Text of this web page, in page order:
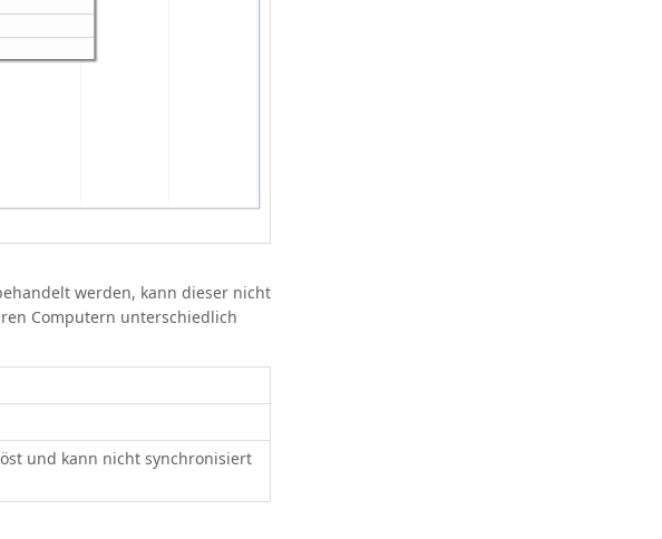
werden, kann dieser nicht
Computern unterschiedlich
und kann nicht synchronisiert